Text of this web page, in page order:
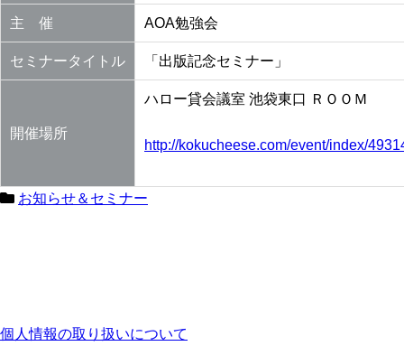
主 催 AOA勉強会
セミナータイトル 「出版記念セミナー」
開催場所
ハロー貸会議室 池袋東口 ＲＯＯＭ
http://kokucheese.com/event/index/
お知らせ＆セミナー
個人情報の取り扱いについて